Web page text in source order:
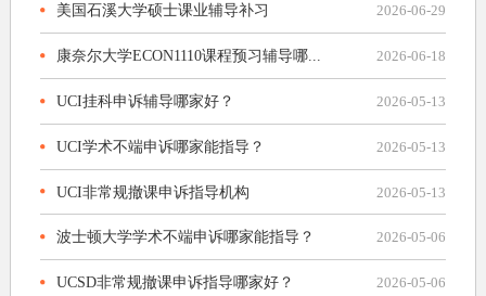
美国石溪大学硕士课业辅导补习 2026-06-29
康奈尔大学ECON1110课程预习辅导哪... 2026-06-18
UCI挂科申诉辅导哪家好？ 2026-05-13
UCI学术不端申诉哪家能指导？ 2026-05-13
UCI非常规撤课申诉指导机构 2026-05-13
波士顿大学学术不端申诉哪家能指导？ 2026-05-06
UCSD非常规撤课申诉指导哪家好？ 2026-05-06